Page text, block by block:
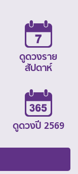
ดูดวงราย
สัปดาห์
ดูดวงปี 2569